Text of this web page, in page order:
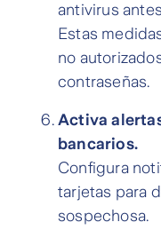
antivirus
Estas
no
contraseñas.
Activa
bancarios.
Configura
tarjetas para
sospechosa.